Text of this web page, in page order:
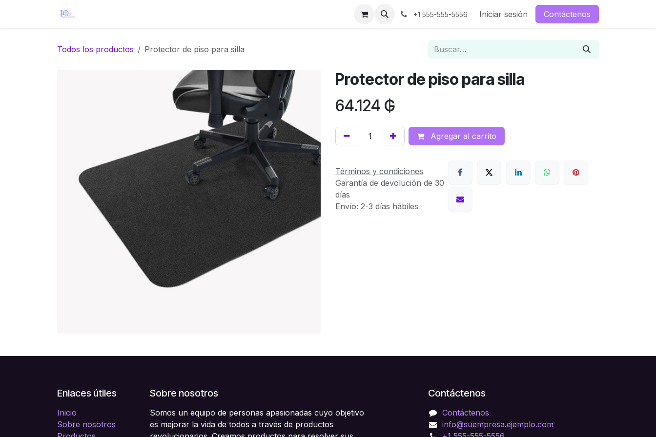
Sobre nosotros Contáctenos
+1 555-555-5556 Iniciar sesión Contáctenos
Todos los productos Protector de piso para silla
Protector de piso para silla
64.124 ₲
Agregar al carrito
Términos y condiciones
Garantía de devolución de 30
días
Envío: 2-3 días hábiles
Enlaces útiles
Inicio
Sobre nosotros
Sobre nosotros
Somos un equipo de personas apasionadas cuyo objetivo
es mejorar la vida de todos a través de productos
Contáctenos
Contáctenos
info@suempresa.ejemplo.com